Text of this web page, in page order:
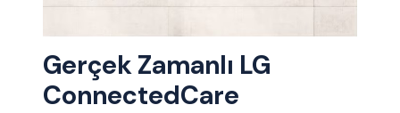
Gerçek Zamanlı LG
ConnectedCare